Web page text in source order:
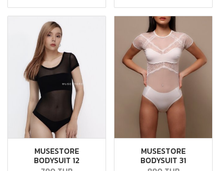
MUSESTORE
BODYSUIT 12
MUSESTORE
BODYSUIT 31